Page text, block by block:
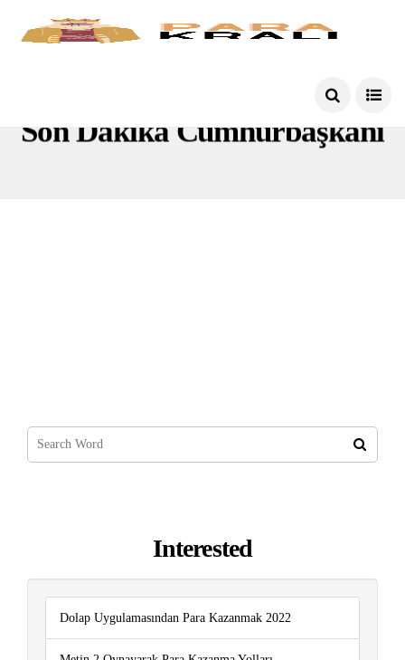
Son Dakika Cumhurbaşkanı
Interested
Dolap Uygulamasından Para Kazanmak 2022